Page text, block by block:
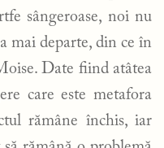
sângeroase, noi nu
mai departe, din ce în
Date fiind atâtea
care este metafora
rămâne închis, iar